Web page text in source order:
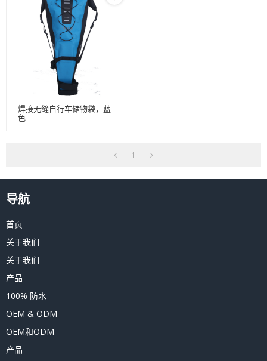
焊接无缝自行车储物袋，蓝
色
1
导航
首页
关于我们
关于我们
产品
100% 防水
OEM & ODM
OEM和ODM
产品